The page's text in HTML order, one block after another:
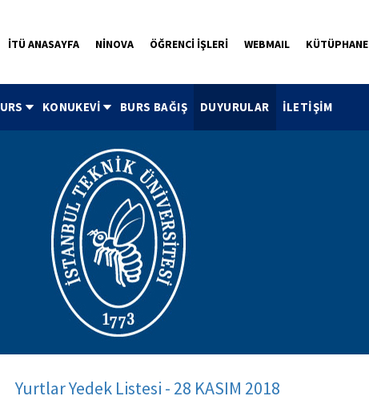
İTÜ ANASAYFA NİNOVA ÖĞRENCİ İŞLERİ WEBMAIL KÜTÜPHANE
KONUKEVİ BURS BAĞIŞ DUYURULAR İLETİŞİM
Yurtlar Yedek Listesi - 28 KASIM 2018